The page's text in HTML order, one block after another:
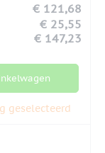
€ 121,68
€ 25,55
€ 147,23
geselecteerd